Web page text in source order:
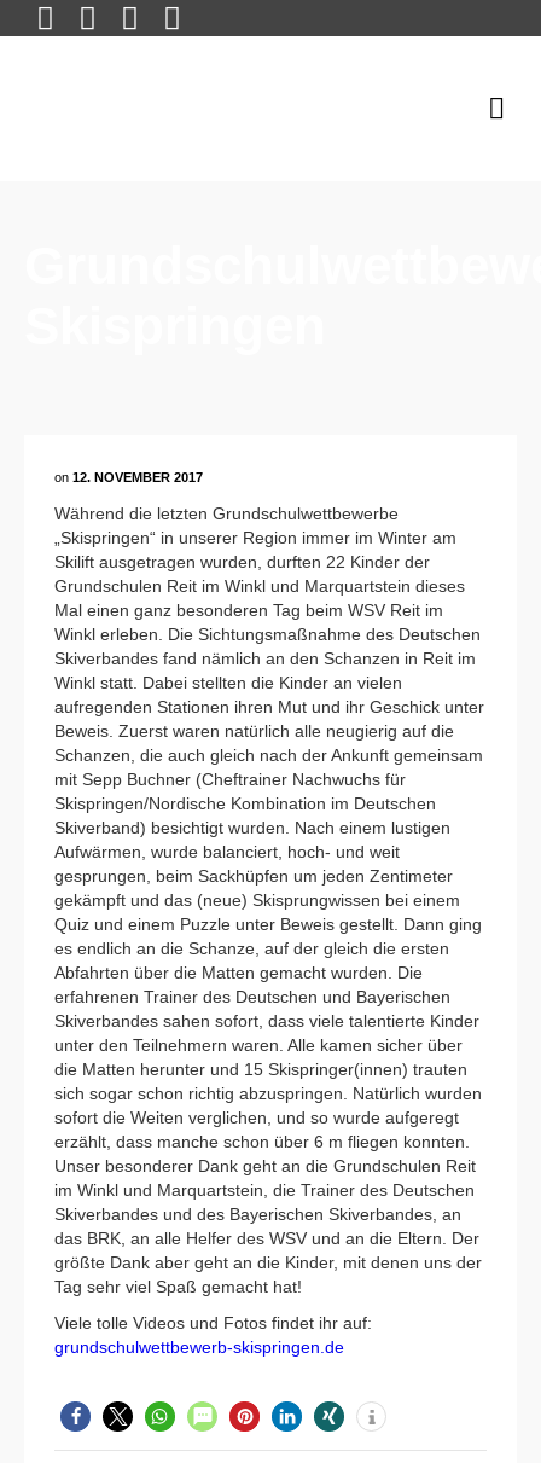
on 12. NOVEMBER 2017
Während die letzten Grundschulwettbewerbe
„Skispringen“ in unserer Region immer im Winter am
Skilift ausgetragen wurden, durften 22 Kinder der
Grundschulen Reit im Winkl und Marquartstein dieses
Mal einen ganz besonderen Tag beim WSV Reit im
Winkl erleben. Die Sichtungsmaßnahme des Deutschen
Skiverbandes fand nämlich an den Schanzen in Reit im
Winkl statt. Dabei stellten die Kinder an vielen
aufregenden Stationen ihren Mut und ihr Geschick unter
Beweis. Zuerst waren natürlich alle neugierig auf die
Schanzen, die auch gleich nach der Ankunft gemeinsam
mit Sepp Buchner (Cheftrainer Nachwuchs für
Skispringen/Nordische Kombination im Deutschen
Skiverband) besichtigt wurden. Nach einem lustigen
Aufwärmen, wurde balanciert, hoch- und weit
gesprungen, beim Sackhüpfen um jeden Zentimeter
gekämpft und das (neue) Skisprungwissen bei einem
Quiz und einem Puzzle unter Beweis gestellt. Dann ging
es endlich an die Schanze, auf der gleich die ersten
Abfahrten über die Matten gemacht wurden. Die
erfahrenen Trainer des Deutschen und Bayerischen
Skiverbandes sahen sofort, dass viele talentierte Kinder
unter den Teilnehmern waren. Alle kamen sicher über
die Matten herunter und 15 Skispringer(innen) trauten
sich sogar schon richtig abzuspringen. Natürlich wurden
sofort die Weiten verglichen, und so wurde aufgeregt
erzählt, dass manche schon über 6 m fliegen konnten.
Unser besonderer Dank geht an die Grundschulen Reit
im Winkl und Marquartstein, die Trainer des Deutschen
Skiverbandes und des Bayerischen Skiverbandes, an
das BRK, an alle Helfer des WSV und an die Eltern. Der
größte Dank aber geht an die Kinder, mit denen uns der
Tag sehr viel Spaß gemacht hat!
Viele tolle Videos und Fotos findet ihr auf:
grundschulwettbewerb-skispringen.de